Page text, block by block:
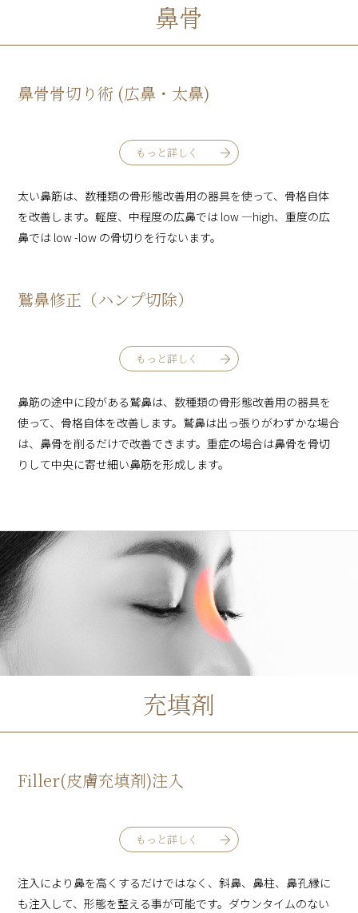
鼻骨
鼻骨骨切り術 (広鼻・太鼻)
もっと詳しく
太い鼻筋は、数種類の骨形態改善用の器具を使って、骨格自体
を改善します。軽度、中程度の広鼻では low ―high、重度の広
鼻では low -low の骨切りを行ないます。
鷲鼻修正（ハンプ切除）
もっと詳しく
鼻筋の途中に段がある鷲鼻は、数種類の骨形態改善用の器具を
使って、骨格自体を改善します。鷲鼻は出っ張りがわずかな場合
は、鼻骨を削るだけで改善できます。重症の場合は鼻骨を骨切
りして中央に寄せ細い鼻筋を形成します。
充填剤
Filler(皮膚充填剤)注入
もっと詳しく
注入により鼻を高くするだけではなく、斜鼻、鼻柱、鼻孔縁に
も注入して、形態を整える事が可能です。ダウンタイムのない